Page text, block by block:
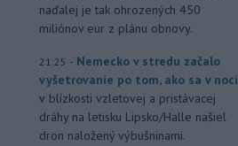
naďalej je tak ohrozených 450
miliónov eur z plánu obnovy.
21:25 - Nemecko v stredu začalo
vyšetrovanie po tom, ako sa v noci
v blízkosti vzletovej a pristávacej
dráhy na letisku Lipsko/Halle našiel
dron naložený výbušninami.